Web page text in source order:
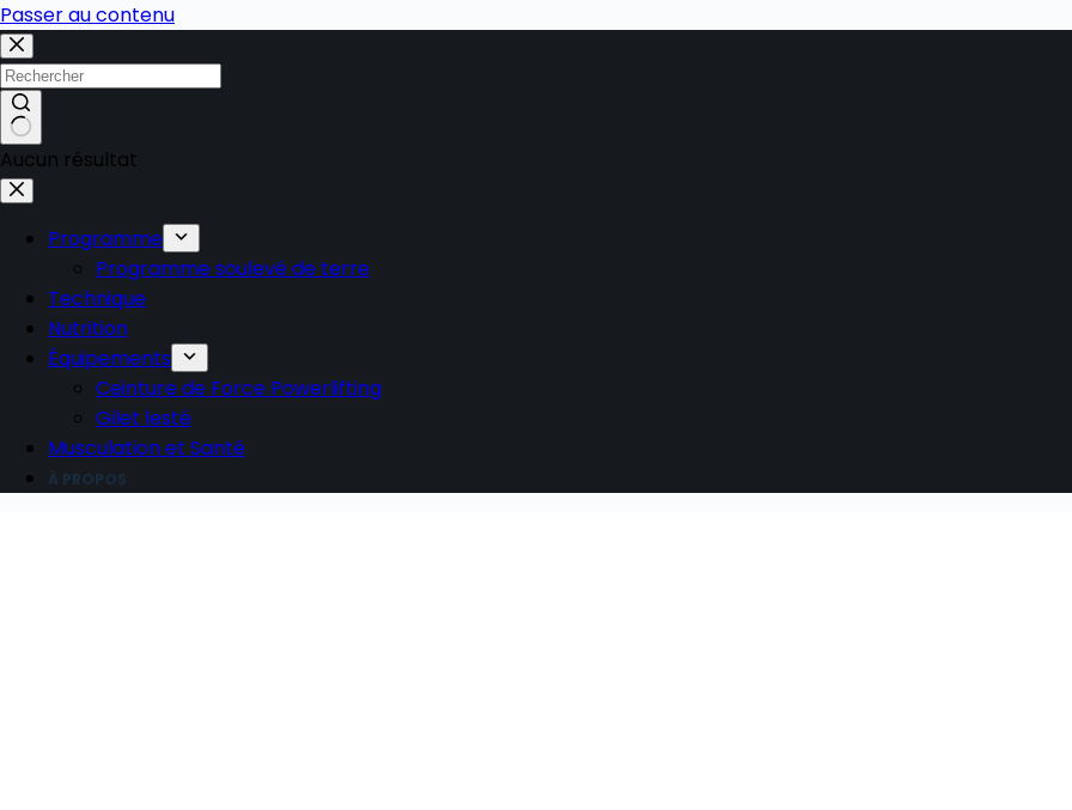
Passer au contenu
Aucun résultat
Programme
Programme soulevé de terre
Technique
Nutrition
Équipements
Ceinture de Force Powerlifting
Gilet lesté
Musculation et Santé
À PROPOS